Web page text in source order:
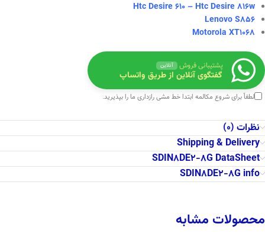
Htc Desire 610 – Htc Desire 816w
Lenovo S856
Motorola XT1068
پشتیبانی فروش آنلاین
گفتگوی آنلاین از طریق واتساپ
لطفاً برای شروع مکالمه ابتداخط مشی رازداری ما را بپذیرید.
نظرات (0)
Shipping & Delivery
SDIN8DE2-8G DataSheet
SDIN8DE2-8G info
محصولات مشابه